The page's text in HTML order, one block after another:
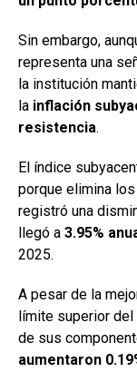
Sin embargo,
representa una
la institución
la inflación
resistencia.
El índice
porque elimina
registró una
llegó a 3.95%
2025.
A pesar de la
límite superior del
de sus
aumentaron